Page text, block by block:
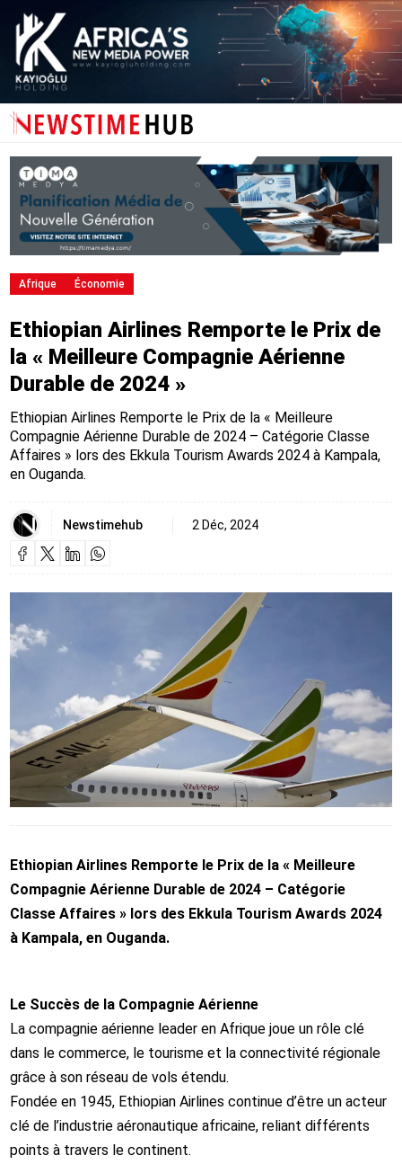
Afrique Économie
Ethiopian Airlines Remporte le Prix de
la « Meilleure Compagnie Aérienne
Durable de 2024 »
Ethiopian Airlines Remporte le Prix de la « Meilleure
Compagnie Aérienne Durable de 2024 – Catégorie Classe
Affaires » lors des Ekkula Tourism Awards 2024 à Kampala,
en Ouganda.
Newstimehub 2 Déc, 2024
Ethiopian Airlines Remporte le Prix de la « Meilleure
Compagnie Aérienne Durable de 2024 – Catégorie
Classe Affaires » lors des Ekkula Tourism Awards 2024
à Kampala, en Ouganda.
Le Succès de la Compagnie Aérienne
La compagnie aérienne leader en Afrique joue un rôle clé
dans le commerce, le tourisme et la connectivité régionale
grâce à son réseau de vols étendu.
Fondée en 1945, Ethiopian Airlines continue d’être un acteur
clé de l’industrie aéronautique africaine, reliant différents
points à travers le continent.